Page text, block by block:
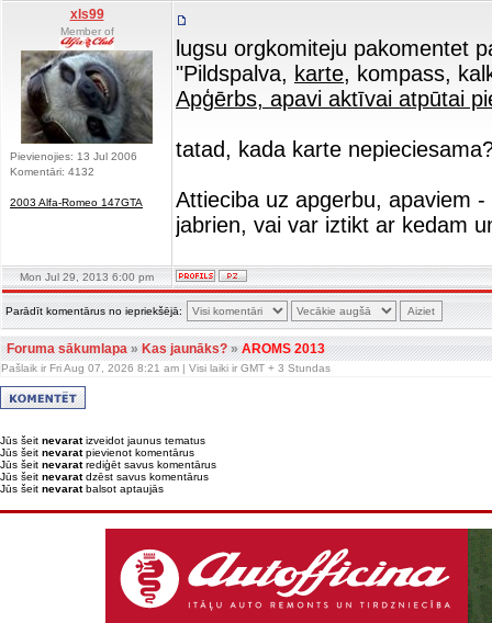
xls99
Member of
Pievienojies: 13 Jul 2006
Komentāri: 4132
2003 Alfa-Romeo 147GTA
lugsu orgkomiteju pakomentet
"Pildspalva, karte, kompass,
Apģērbs, apavi aktīvai atpūtai
tatad, kada karte
Attieciba uz apgerbu, apaviem
jabrien, vai var iztikt ar kedam
Mon Jul 29, 2013 6:00 pm
Parādīt komentārus no iepriekšējā:
Foruma sākumlapa»Kas jaunāks?»AROMS 2013
Pašlaik ir Fri Aug 07, 2026 8:21 am | Visi laiki ir GMT + 3 Stundas
Jūs šeit nevaratizveidot jaunus tematus
Jūs šeit nevaratpievienot komentārus
Jūs šeit nevaratrediģēt savus komentārus
Jūs šeit nevaratdzēst savus komentārus
Jūs šeit nevaratbalsot aptaujās